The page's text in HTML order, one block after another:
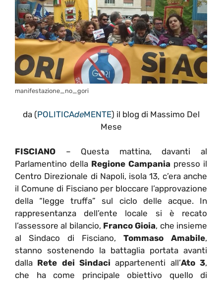
manifestazione_no_gori
da (POLITICAdeMENTE) il blog di Massimo Del
Mese
FISCIANO – Questa mattina, davanti al
Parlamentino della Regione Campania presso il
Centro Direzionale di Napoli, isola 13, c’era anche
il Comune di Fisciano per bloccare l’approvazione
della “legge truffa” sul ciclo delle acque. In
rappresentanza dell’ente locale si è recato
l’assessore al bilancio, Franco Gioia, che insieme
al Sindaco di Fisciano, Tommaso Amabile,
stanno sostenendo la battaglia portata avanti
dalla Rete dei Sindaci appartenenti all’Ato 3,
che ha come principale obiettivo quello di